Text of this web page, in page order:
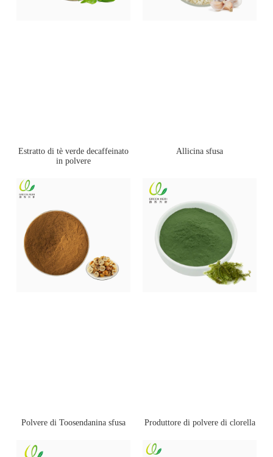
Estratto di tè verde decaffeinato
in polvere
Allicina sfusa
Polvere di Toosendanina sfusa Produttore di polvere di clorella